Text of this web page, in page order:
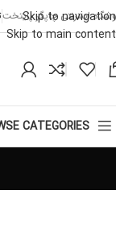
Skip to navigation
Skip to main content
اینترنتی چاپگر پایتخت
CATEGORIES